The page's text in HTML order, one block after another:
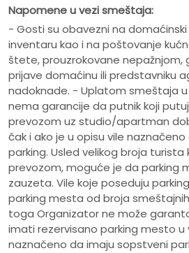
Napomene u vezi smeštaja:
- Gosti su obavezni na
inventaru kao i na poštovanje
štete, prouzrokovane nepažnjom,
prijave domaćinu ili predstavniku
nadoknade. - Uplatom smeštaja
nema garancije da putnik koji
prevozom uz studio/apartman
čak i ako je u opisu vile
parking. Usled velikog broja
prevozom, moguće je da parking
zauzeta. Vile koje poseduju
parking mesta od broja
toga Organizator ne može
imati rezervisano parking mesto u
naznačeno da imaju sopstveni